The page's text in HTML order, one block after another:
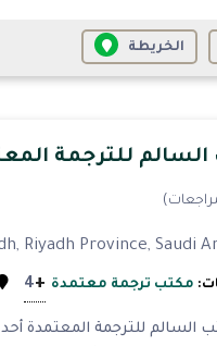
الخريطة
للترجمة
مكتب ترجمة معتمدة +
4
السالم للترجمة المعتمدة